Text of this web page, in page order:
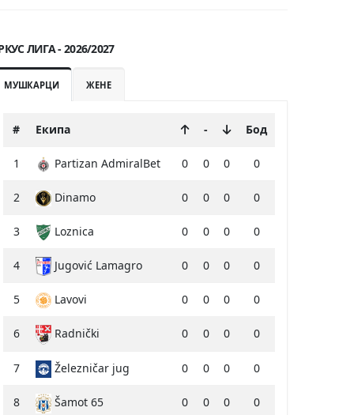
ЛИГА - 2026/2027
МУШКАРЦИ ЖЕНЕ
# Екипа - Бод
1 Partizan AdmiralBet 0 0 0 0
2 Dinamo 0 0 0 0
3 Loznica 0 0 0 0
4 Jugović Lamagro 0 0 0 0
5 Lavovi 0 0 0 0
6 Radnički 0 0 0 0
7 Železničar jug 0 0 0 0
8 Šamot 65 0 0 0 0